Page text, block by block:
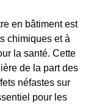
en bâtiment est
chimiques et à
la santé. Cette
de la part des
néfastes sur
pour les